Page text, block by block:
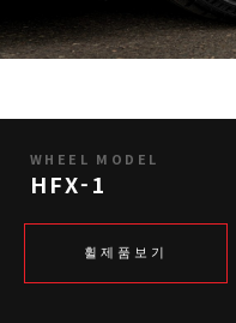
WHEEL MODEL
HFX-1
휠제품보기